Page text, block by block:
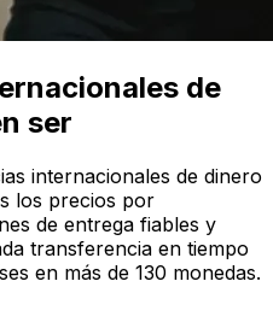
de
ser
internacionales de dinero
los precios por
de entrega fiables y
transferencia en tiempo
en más de 130 monedas.